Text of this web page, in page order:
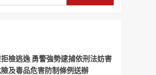
檢逃逸 勇警強勢逮捕依刑法妨害
及毒品危害防制條例送辦